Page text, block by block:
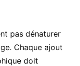
pas dénaturer
Chaque ajout
doit